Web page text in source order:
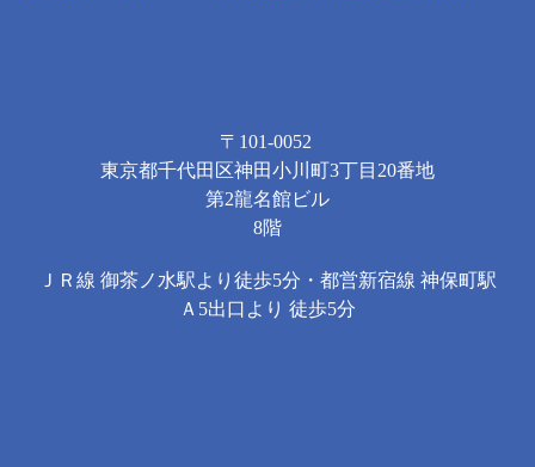
〒101-0052
東京都千代田区神田小川町3丁目20番地
第2龍名館ビル
8階
ＪＲ線 御茶ノ水駅より徒歩5分・都営新宿線 神保町駅
Ａ5出口より 徒歩5分